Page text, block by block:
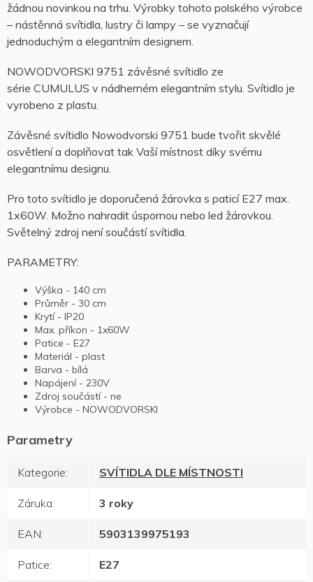
žádnou novinkou na trhu. Výrobky tohoto polského výrobce
– nástěnná svítidla, lustry či lampy – se vyznačují
jednoduchým a elegantním designem.
NOWODVORSKI 9751 závěsné svítidlo ze
série CUMULUS v nádherném elegantním stylu. Svítidlo je
vyrobeno z plastu.
Závěsné svítidlo Nowodvorski 9751 bude tvořit skvělé
osvětlení a doplňovat tak Vaší místnost díky svému
elegantnímu designu.
Pro toto svítidlo je doporučená žárovka s paticí E27 max.
1x60W. Možno nahradit úspornou nebo led žárovkou.
Světelný zdroj není součástí svítidla.
PARAMETRY:
Výška - 140 cm
Průměr - 30 cm
Krytí - IP20
Max. příkon - 1x60W
Patice - E27
Materiál - plast
Barva - bílá
Napájení - 230V
Zdroj součástí - ne
Výrobce - NOWODVORSKI
Kategorie: SVÍTIDLA DLE MÍSTNOSTI
Záruka: 3 roky
EAN: 5903139975193
Patice: E27